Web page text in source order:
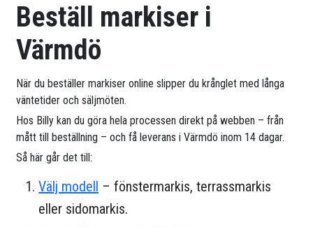
Beställ markiser i
Värmdö
När du beställer markiser online slipper du krånglet med långa
väntetider och säljmöten.
Hos Billy kan du göra hela processen direkt på webben – från
mått till beställning – och få leverans i Värmdö inom 14 dagar.
Så här går det till:
Välj modell – fönstermarkis, terrassmarkis
eller sidomarkis.